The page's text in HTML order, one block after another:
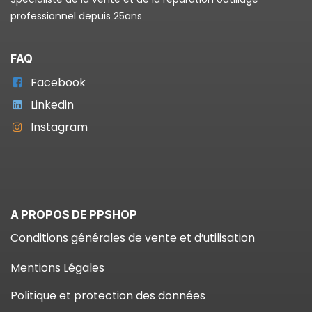
professionnel depuis 25ans
FAQ
Facebook
Linkedin
Instagram
A PROPOS DE PPSHOP
Conditions générales de vente et d’utilisation
Mentions Légales
Politique et protection des données